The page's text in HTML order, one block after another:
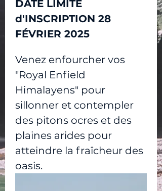
DATE LIMITE
d'INSCRIPTION 28
FÉVRIER 2025
Venez enfourcher vos
"Royal Enfield
Himalayens" pour
sillonner et contempler
des pitons ocres et des
plaines arides pour
atteindre la fraîcheur des
oasis.